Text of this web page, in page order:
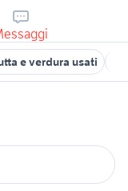
e verdura usati